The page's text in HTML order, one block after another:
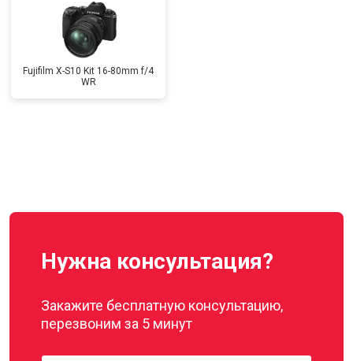
Fujifilm X-S10 Kit 16-80mm f/4
WR
Нужна консультация?
Закажите бесплатную консультацию,
перезвоним за 5 минут